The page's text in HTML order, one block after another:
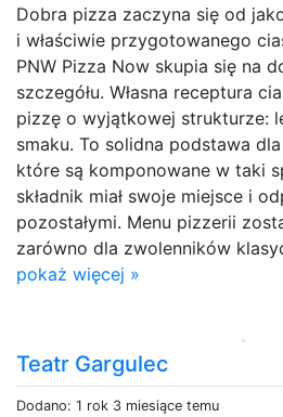
Dobra pizza zaczyna się od
i właściwie przygotowanego
PNW Pizza Now skupia się na
szczegółu. Własna receptura
pizzę o wyjątkowej strukturze:
smaku. To solidna podstawa
które są komponowane w taki
składnik miał swoje miejsce i
pozostałymi. Menu pizzerii
zarówno dla zwolenników
pokaż więcej »
Teatr Gargulec
Dodano: 1 rok 3 miesiące temu